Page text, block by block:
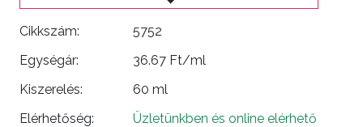
Cikkszám:
5752
Egységár:
36.67 Ft/ml
Kiszerelés:
60 ml
Elérhetőség:
Üzletünkben és online elérhető